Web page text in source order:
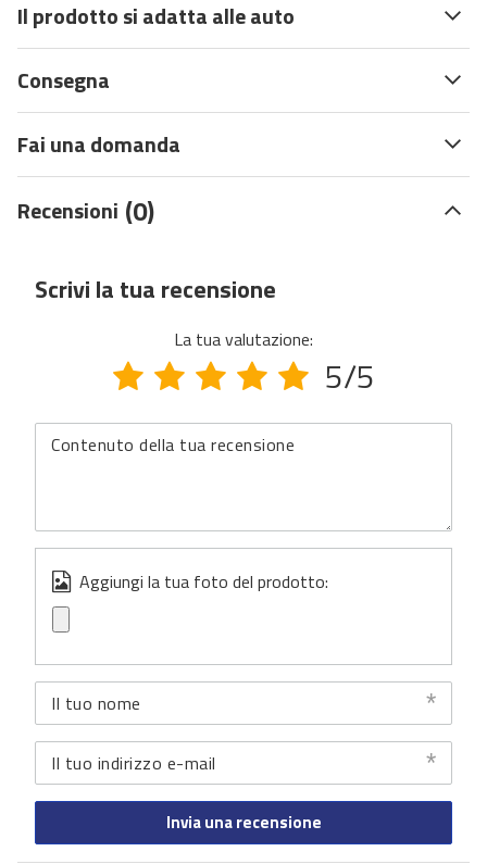
Il prodotto si adatta alle auto
Consegna
Fai una domanda
Recensioni (0)
Scrivi la tua recensione
La tua valutazione:
5/5
Contenuto della tua recensione
Aggiungi la tua foto del prodotto:
Il tuo nome
Il tuo indirizzo e-mail
Invia una recensione